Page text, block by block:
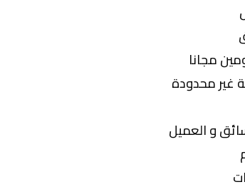
مجانا
غير محدودة
و العميل